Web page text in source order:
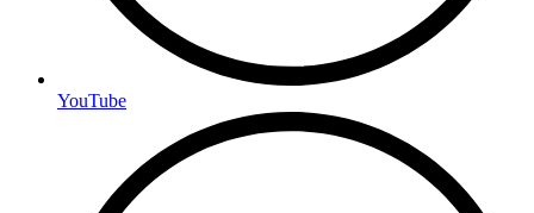
YouTube